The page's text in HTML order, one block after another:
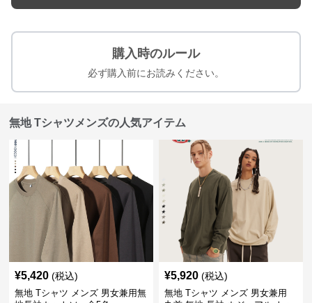
購入時のルール
必ず購入前にお読みください。
無地 Tシャツメンズの人気アイテム
¥5,420 (税込)
無地 Tシャツ メンズ 男女兼用無
¥5,920 (税込)
無地 Tシャツ メンズ 男女兼用